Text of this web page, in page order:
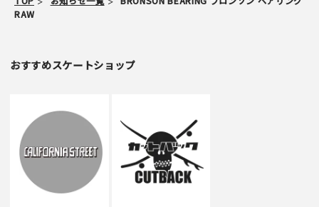
RAW
おすすめスケートショップ